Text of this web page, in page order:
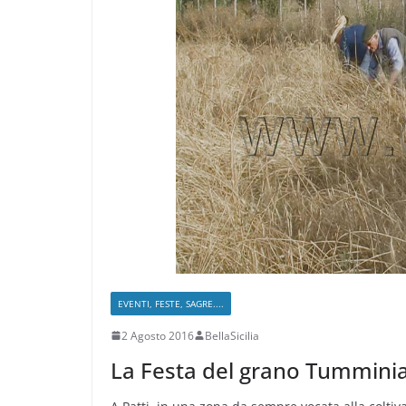
EVENTI, FESTE, SAGRE....
2 Agosto 2016 BellaSicilia
La Festa del grano